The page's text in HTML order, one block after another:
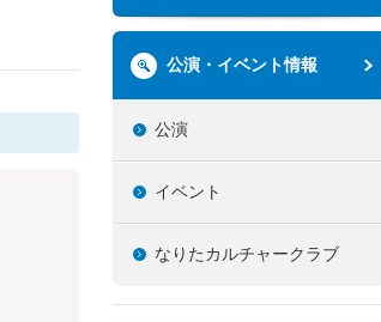
公演・イベント情報
公演
イベント
なりたカルチャークラブ